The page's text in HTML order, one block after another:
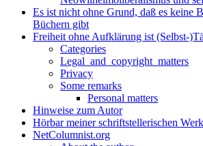
Es ist nicht ohne Grund, daß es keine
Büchern gibt
Freiheit ohne Aufklärung ist (Selbst-
Categories
Legal_and_copyright_matters
Privacy
Some remarks
Personal matters
Hinweise zum Autor
Hörbar meiner schriftstellerischen
NetColumnist.org